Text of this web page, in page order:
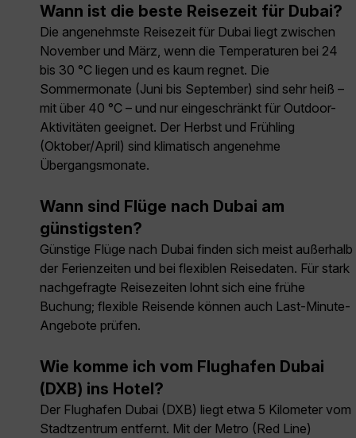
Wann ist die beste Reisezeit für Dubai?
Die angenehmste Reisezeit für Dubai liegt zwischen
November und März, wenn die Temperaturen bei 24
bis 30 °C liegen und es kaum regnet. Die
Sommermonate (Juni bis September) sind sehr heiß –
mit über 40 °C – und nur eingeschränkt für Outdoor-
Aktivitäten geeignet. Der Herbst und Frühling
(Oktober/April) sind klimatisch angenehme
Übergangsmonate.
Wann sind Flüge nach Dubai am
günstigsten?
Günstige Flüge nach Dubai finden sich meist außerhalb
der Ferienzeiten und bei flexiblen Reisedaten. Für stark
nachgefragte Reisezeiten lohnt sich eine frühe
Buchung; flexible Reisende können auch Last-Minute-
Angebote prüfen.
Wie komme ich vom Flughafen Dubai
(DXB) ins Hotel?
Der Flughafen Dubai (DXB) liegt etwa 5 Kilometer vom
Stadtzentrum entfernt. Mit der Metro (Red Line)